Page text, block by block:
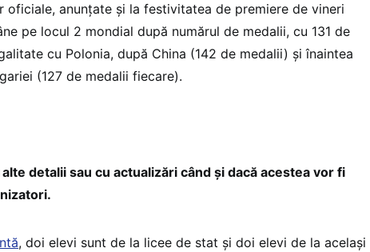
oficiale, anunțate și la festivitatea de premiere de vineri
pe locul 2 mondial după numărul de medalii, cu 131 de
cu Polonia, după China (142 de medalii) și înaintea
(127 de medalii fiecare).
detalii sau cu actualizări când și dacă acestea vor fi
, doi elevi sunt de la licee de stat și doi elevi de la același